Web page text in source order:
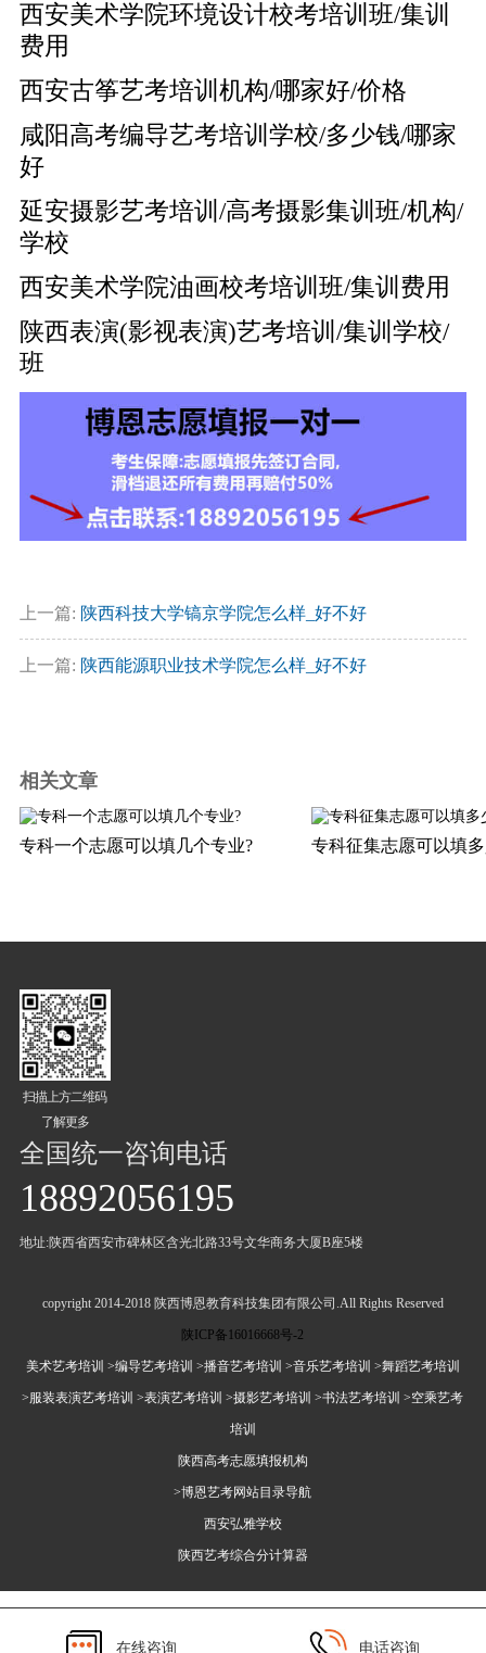
西安美术学院环境设计校考培训班/集训
费用
西安古筝艺考培训机构/哪家好/价格
咸阳高考编导艺考培训学校/多少钱/哪家
好
延安摄影艺考培训/高考摄影集训班/机构/
学校
西安美术学院油画校考培训班/集训费用
陕西表演(影视表演)艺考培训/集训学校/
班
上一篇: 陕西科技大学镐京学院怎么样_好不好
上一篇: 陕西能源职业技术学院怎么样_好不好
相关文章
专科一个志愿可以填几个专业? 专科征集志愿可以填
扫描上方二维码
了解更多
全国统一咨询电话
18892056195
地址:陕西省西安市碑林区含光北路33号文华商务大厦B座5楼
copyright 2014-2018 陕西博恩教育科技集团有限公司.All Rights Reserved
陕ICP备16016668号-2
美术艺考培训 >编导艺考培训 >播音艺考培训 >音乐艺考培训 >舞蹈艺考培训
>服装表演艺考培训 >表演艺考培训 >摄影艺考培训 >书法艺考培训 >空乘艺考
培训
陕西高考志愿填报机构
>博恩艺考网站目录导航
西安弘雅学校
陕西艺考综合分计算器
在线咨询 电话咨询